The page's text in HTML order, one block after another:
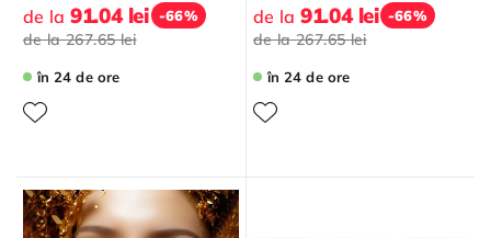
de la 91.04 lei -66%
de la267.65 lei
în 24 de ore
de la 91.04 lei -66%
de la267.65 lei
în 24 de ore